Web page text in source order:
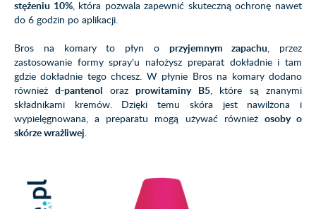
stężeniu 10%, która pozwala zapewnić skuteczną ochronę nawet
do 6 godzin po aplikacji.
Bros na komary to płyn o przyjemnym zapachu, przez
zastosowanie formy spray'u nałożysz preparat dokładnie i tam
gdzie dokładnie tego chcesz. W płynie Bros na komary dodano
równieżd-pantenol orazprowitaminy B5, które są znanymi
składnikami kremów. Dzięki temu skóra jest nawilżona i
wypielęgnowana, a preparatu mogą używać również osoby o
skórze wrażliwej.